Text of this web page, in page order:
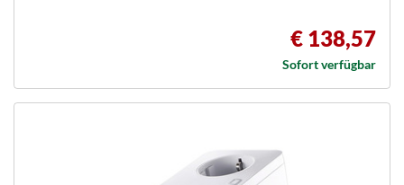
€ 138,57
Sofort verfügbar